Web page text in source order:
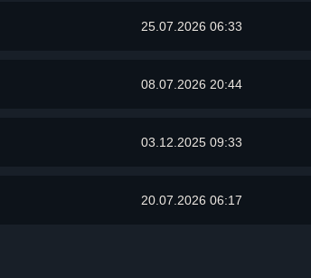
25.07.2026 06:33
08.07.2026 20:44
03.12.2025 09:33
20.07.2026 06:17